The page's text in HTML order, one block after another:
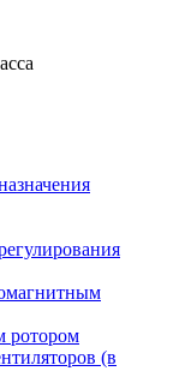
ротором
(в